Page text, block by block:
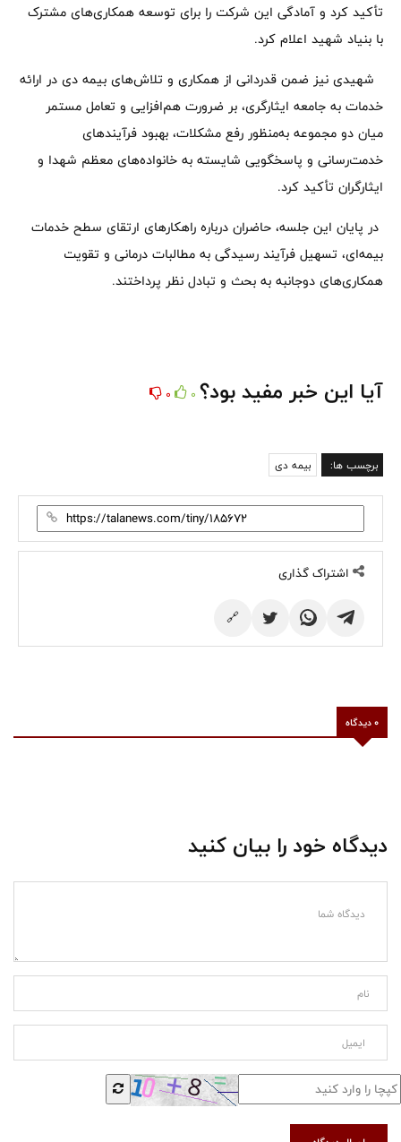
تأکید کرد و آمادگی این شرکت را برای توسعه همکاری‌های مشترک
با بنیاد شهید اعلام کرد.
شهیدی نیز ضمن قدردانی از همکاری و تلاش‌های بیمه دی در ارائه
خدمات به جامعه ایثارگری، بر ضرورت هم‌افزایی و تعامل مستمر
میان دو مجموعه به‌منظور رفع مشکلات، بهبود فرآیندهای
خدمت‌رسانی و پاسخگویی شایسته به خانواده‌های معظم شهدا و
ایثارگران تأکید کرد.
در پایان این جلسه، حاضران درباره راهکارهای ارتقای سطح خدمات
بیمه‌ای، تسهیل فرآیند رسیدگی به مطالبات درمانی و تقویت
همکاری‌های دوجانبه به بحث و تبادل نظر پرداختند.
آیا این خبر مفید بود؟ 0
0
برچسب ها: بیمه دی
اشتراک گذاری
🔗
0 دیدگاه
دیدگاه خود را بیان کنید